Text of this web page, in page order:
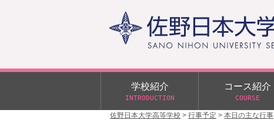
佐野日本大学高等学校 > 行事予定 > 本日の主な行事
学校紹介
INTRODUCTION
コース紹介
COURSE